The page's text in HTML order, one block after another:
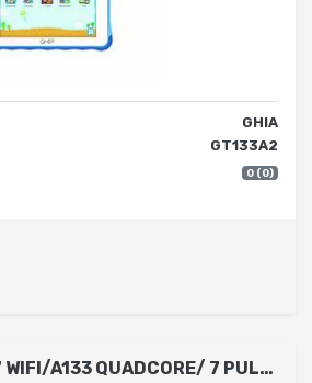
GHIA
GT133A2
0 (0)
TABLET GHIA A7 WIFI/A133 QUADCORE/ 7 PULG IPS /2GB RAM/32GB /USB C/2CAM/WIFI/BLUETOOTH/2100MAH/ANDROID 11 /ROJA